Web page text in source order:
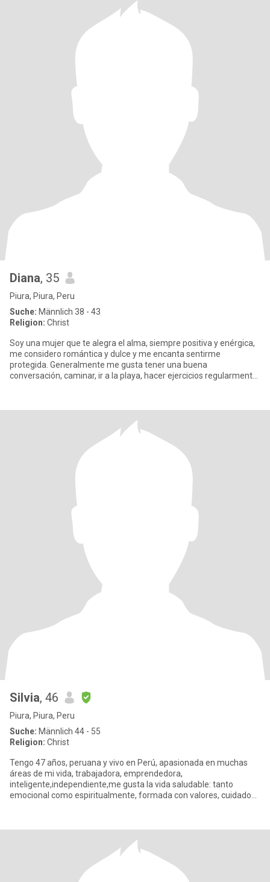
Diana, 35
Piura, Piura, Peru
Suche: Männlich 38 - 43
Religion: Christ
Soy una mujer que te alegra el alma, siempre positiva y enérgica,
me considero romántica y dulce y me encanta sentirme
protegida. Generalmente me gusta tener una buena
conversación, caminar, ir a la playa, hacer ejercicios regularmente,
Silvia, 46
Piura, Piura, Peru
Suche: Männlich 44 - 55
Religion: Christ
Tengo 47 años, peruana y vivo en Perú, apasionada en muchas
áreas de mi vida, trabajadora, emprendedora,
inteligente,independiente,me gusta la vida saludable: tanto
emocional como espiritualmente, formada con valores, cuidadosa